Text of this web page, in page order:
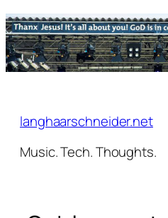
Zum
Inhalt
springen
langhaarschneider.net
Music. Tech. Thoughts.